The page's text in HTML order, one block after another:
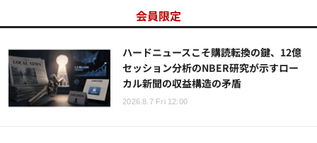
会員限定
ハードニュースこそ購読転換の鍵、12億
セッション分析のNBER研究が示すロー
カル新聞の収益構造の矛盾
2026.8.7 Fri 12:00